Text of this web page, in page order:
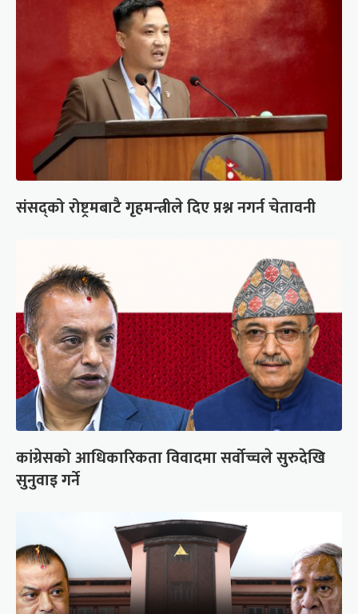
संसद्को रोष्ट्रमबाटै गृहमन्त्रीले दिए प्रश्न नगर्न चेतावनी
कांग्रेसको आधिकारिकता विवादमा सर्वोच्चले सुरुदेखि
सुनुवाइ गर्ने